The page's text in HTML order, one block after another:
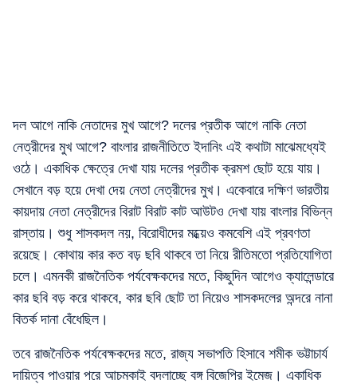
দল আগে নাকি নেতাদের মুখ আগে? দলের প্রতীক আগে নাকি নেতা
নেত্রীদের মুখ আগে? বাংলার রাজনীতিতে ইদানিং এই কথাটা মাঝেমধ্যেই
ওঠে। একাধিক ক্ষেত্রে দেখা যায় দলের প্রতীক ক্রমশ ছোট হয়ে যায়।
সেখানে বড় হয়ে দেখা দেয় নেতা নেত্রীদের মুখ। একেবারে দক্ষিণ ভারতীয়
কায়দায় নেতা নেত্রীদের বিরাট বিরাট কাট আউটও দেখা যায় বাংলার বিভিন্ন
রাস্তায়। শুধু শাসকদল নয়, বিরোধীদের মধ্য়েও কমবেশি এই প্রবণতা
রয়েছে। কোথায় কার কত বড় ছবি থাকবে তা নিয়ে রীতিমতো প্রতিযোগিতা
চলে। এমনকী রাজনৈতিক পর্যবেক্ষকদের মতে, কিছুদিন আগেও ক্যালেন্ডারে
কার ছবি বড় করে থাকবে, কার ছবি ছোট তা নিয়েও শাসকদলের অন্দরে নানা
বিতর্ক দানা বেঁধেছিল।
তবে রাজনৈতিক পর্যবেক্ষকদের মতে, রাজ্য সভাপতি হিসাবে শমীক ভট্টাচার্য
দায়িত্ব পাওয়ার পরে আচমকাই বদলাচ্ছে বঙ্গ বিজেপির ইমেজ। একাধিক